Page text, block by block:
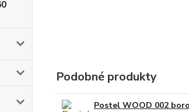
Podobné produkty
Postel WOOD 002